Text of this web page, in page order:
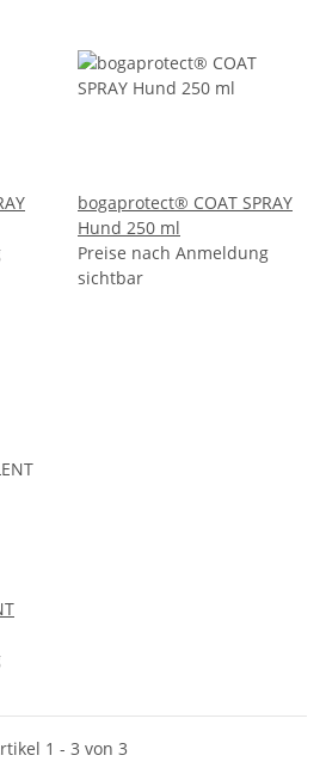
bogaprotect® COAT SPRAY
Hund 250 ml
Preise nach Anmeldung
sichtbar
1 - 3 von 3